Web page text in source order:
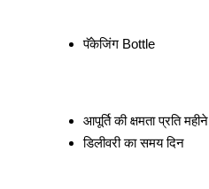
पॅकेजिंग Bottle
आपूर्ति की क्षमता प्रति महीने
डिलीवरी का समय दिन